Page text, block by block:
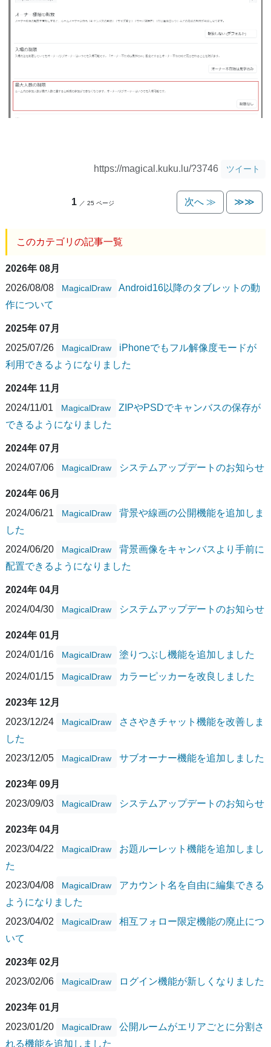
https://magical.kuku.lu/?3746 ツイート
1 ／ 25 ページ 次へ ≫ ≫≫
このカテゴリの記事一覧
2026年 08月
2026/08/08
MagicalDraw
Android16以降のタブレットの動
作について
2025年 07月
2025/07/26
MagicalDraw
iPhoneでもフル解像度モードが
利用できるようになりました
2024年 11月
2024/11/01
MagicalDraw
ZIPやPSDでキャンバスの保存が
できるようになりました
2024年 07月
2024/07/06
MagicalDraw システムアップデートのお知らせ
2024年 06月
2024/06/21
MagicalDraw
背景や線画の公開機能を追加しま
した
2024/06/20
MagicalDraw
背景画像をキャンバスより手前に
配置できるようになりました
2024年 04月
2024/04/30
MagicalDraw システムアップデートのお知らせ
2024年 01月
2024/01/16
MagicalDraw 塗りつぶし機能を追加しました
2024/01/15 MagicalDraw カラーピッカーを改良しました
2023年 12月
2023/12/24
MagicalDraw
ささやきチャット機能を改善しま
した
2023/12/05
MagicalDraw サブオーナー機能を追加しました
2023年 09月
2023/09/03
MagicalDraw システムアップデートのお知らせ
2023年 04月
2023/04/22
MagicalDraw
お題ルーレット機能を追加しまし
た
2023/04/08
MagicalDraw
アカウント名を自由に編集できる
ようになりました
2023/04/02
MagicalDraw
相互フォロー限定機能の廃止につ
いて
2023年 02月
2023/02/06
MagicalDraw ログイン機能が新しくなりました
2023年 01月
2023/01/20
MagicalDraw
公開ルームがエリアごとに分割さ
れる機能を追加しました